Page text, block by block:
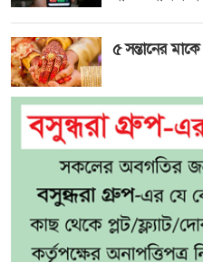
৫ সন্তানের মাকে